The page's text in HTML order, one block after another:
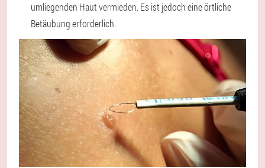
umliegenden Haut vermieden. Es ist jedoch eine örtliche
Betäubung erforderlich.